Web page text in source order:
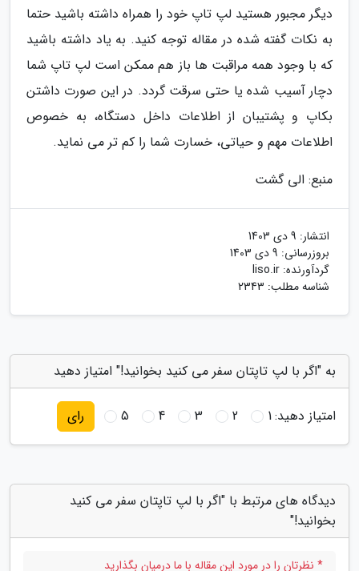
دیگر مجبور هستید لپ تاپ خود را همراه داشته باشید حتما
به نکات گفته شده در مقاله توجه کنید. به یاد داشته باشید
که با وجود همه مراقبت ها باز هم ممکن است لپ تاپ شما
دچار آسیب شده یا حتی سرقت گردد. در این صورت داشتن
بکاپ و پشتیبان از اطلاعات داخل دستگاه، به خصوص
اطلاعات مهم و حیاتی، خسارت شما را کم تر می نماید.
منبع: الی گشت
انتشار: 9 دی 1403
بروزرسانی: 9 دی 1403
گردآورنده: liso.ir
شناسه مطلب: 2343
به "اگر با لپ تاپتان سفر می کنید بخوانید!" امتیاز دهید
امتیاز دهید:1
2
3
4
5 رای
دیدگاه های مرتبط با "اگر با لپ تاپتان سفر می کنید
بخوانید!"
* نظرتان را در مورد این مقاله با ما درمیان بگذارید